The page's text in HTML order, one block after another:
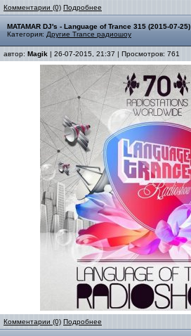
Комментарии (0) Подробнее
MATAMAR DJ's - Language of Trance 315 (2015-07-25)
Категория: Другие Trance радиошоу
автор: Magik | 26-07-2015, 21:37 | Просмотров: 761
Комментарии (0) Подробнее